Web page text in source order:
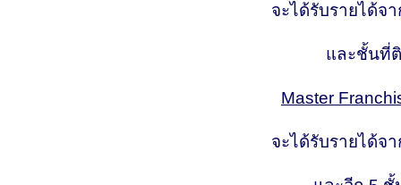
จะได้รับรายได้จ
และชั้นที่
Master
จะได้รับรายได้จ